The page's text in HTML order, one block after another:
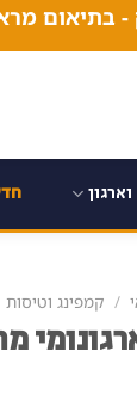
- בתיאום
/ קמפינג וטיסות